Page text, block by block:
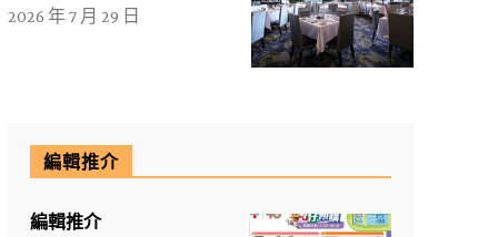
2026 年 7 月 29 日
編輯推介
編輯推介